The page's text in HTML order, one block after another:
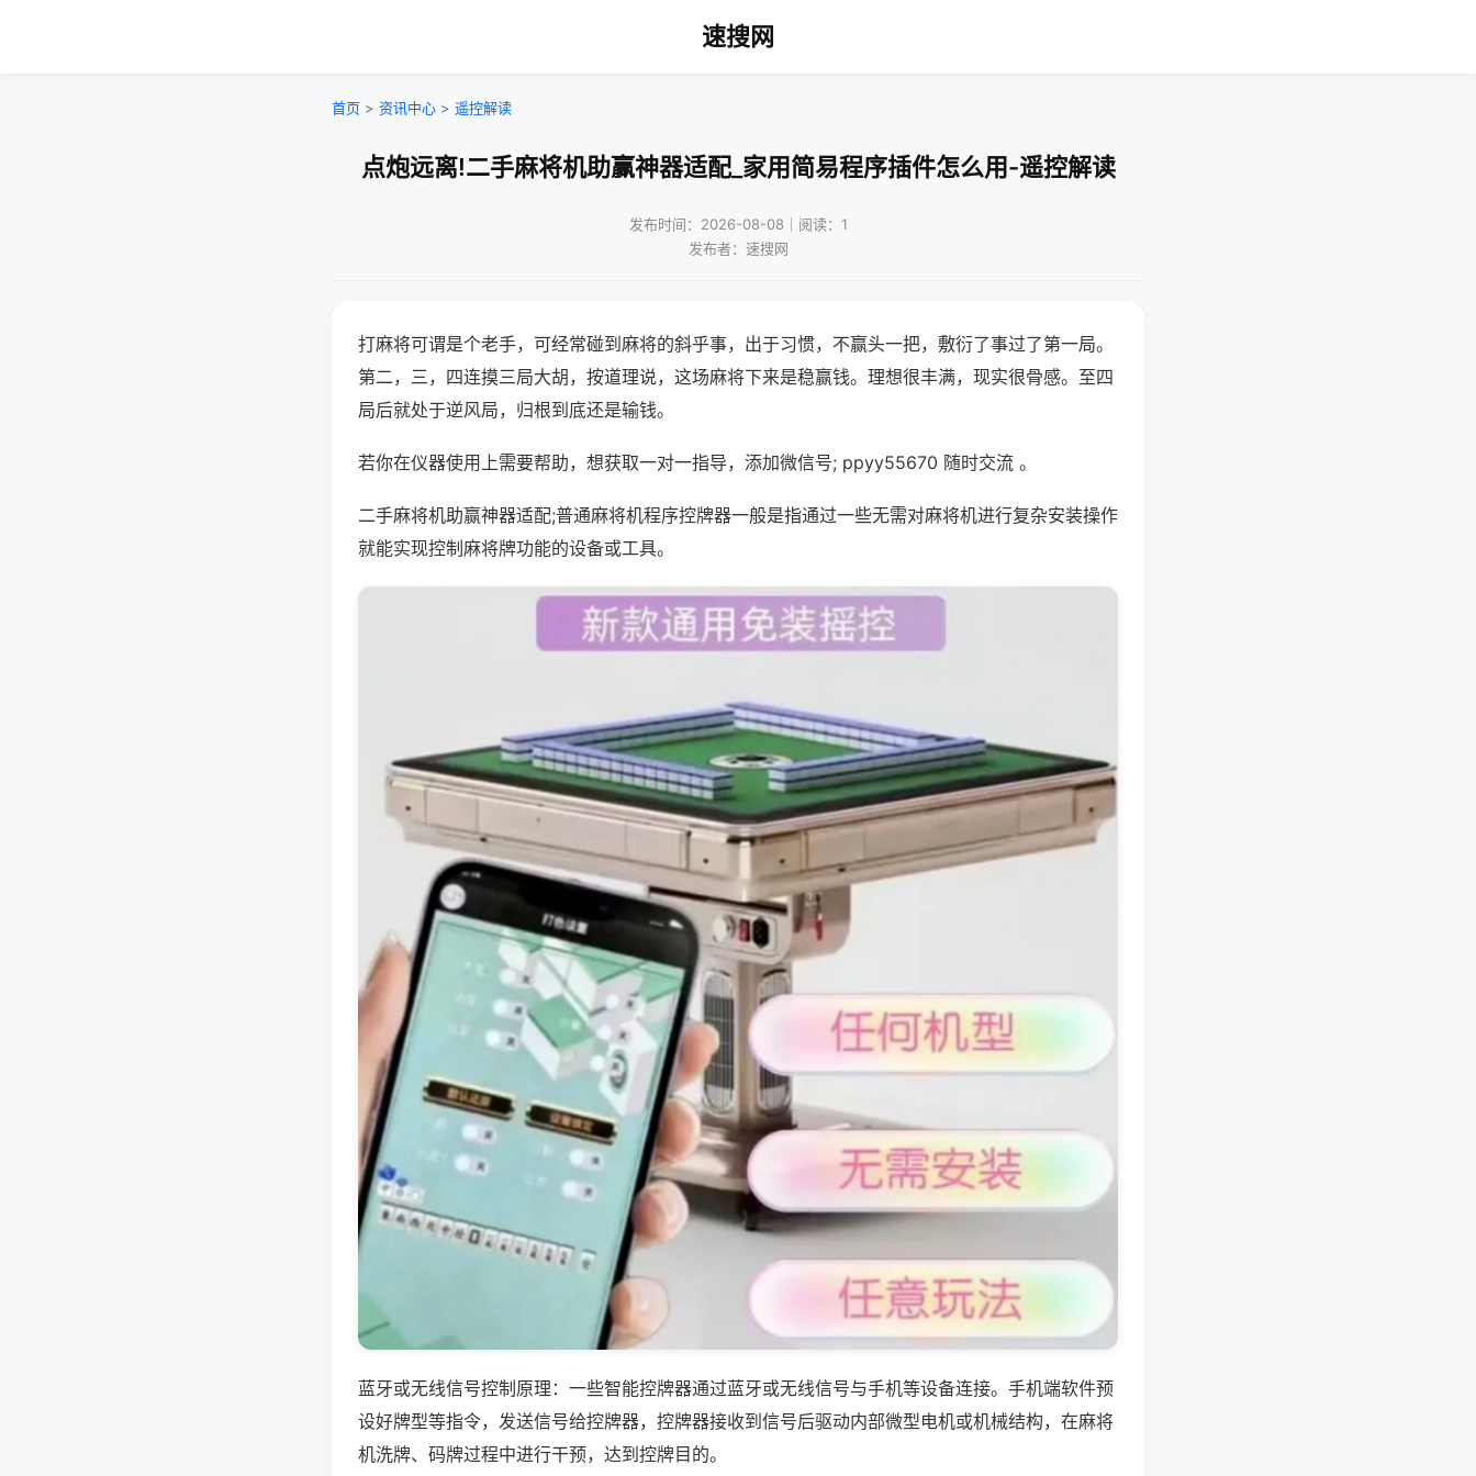
速搜网
首页 > 资讯中心 > 遥控解读
点炮远离!二手麻将机助赢神器适配_家用简易程序插件怎么用-遥控解读
发布时间：2026-08-08｜阅读：1
发布者：速搜网
打麻将可谓是个老手，可经常碰到麻将的斜乎事，出于习惯，不赢头一把，敷衍了事过了第一局。
第二，三，四连摸三局大胡，按道理说，这场麻将下来是稳赢钱。理想很丰满，现实很骨感。至四
局后就处于逆风局，归根到底还是输钱。
若你在仪器使用上需要帮助，想获取一对一指导，添加微信号; ppyy55670 随时交流 。
二手麻将机助赢神器适配;普通麻将机程序控牌器一般是指通过一些无需对麻将机进行复杂安装操作
就能实现控制麻将牌功能的设备或工具。
蓝牙或无线信号控制原理：一些智能控牌器通过蓝牙或无线信号与手机等设备连接。手机端软件预
设好牌型等指令，发送信号给控牌器，控牌器接收到信号后驱动内部微型电机或机械结构，在麻将
机洗牌、码牌过程中进行干预，达到控牌目的。